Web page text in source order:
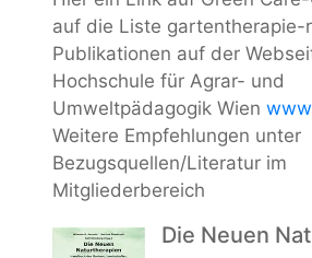
auf die Liste gartentherapie-
Publikationen auf der
Hochschule für Agrar- und
Umweltpädagogik Wien
Weitere Empfehlungen unter
Bezugsquellen/Literatur im
Mitgliederbereich
Die Neuen